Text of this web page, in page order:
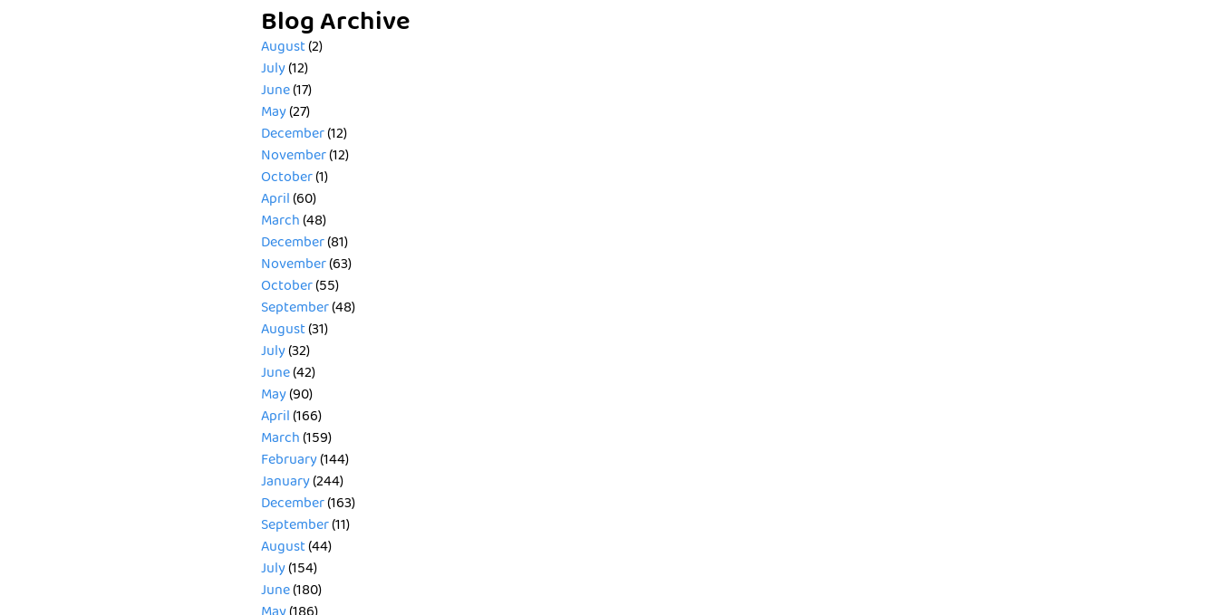
Blog Archive
August(2)
July(12)
June(17)
May(27)
December(12)
November(12)
October(1)
April(60)
March(48)
December(81)
November(63)
October(55)
September(48)
August(31)
July(32)
June(42)
May(90)
April(166)
March(159)
February(144)
January(244)
December(163)
September(11)
August(44)
July(154)
June(180)